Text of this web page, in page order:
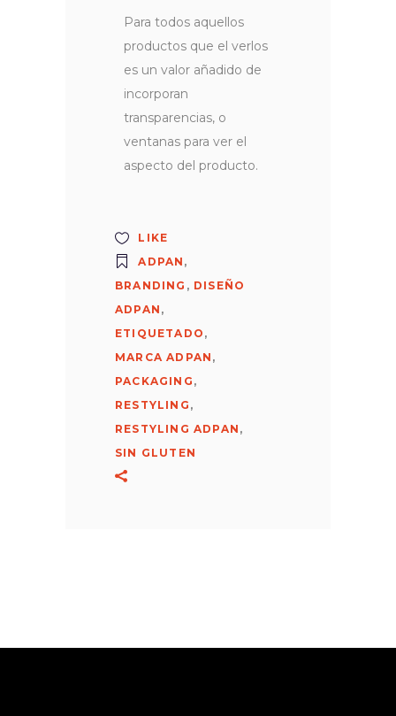
Para todos aquellos
productos que el verlos
es un valor añadido de
incorporan
transparencias, o
ventanas para ver el
aspecto del producto.
LIKE
ADPAN ,
BRANDING , DISEÑO
ADPAN ,
ETIQUETADO ,
MARCA ADPAN ,
PACKAGING ,
RESTYLING ,
RESTYLING ADPAN ,
SIN GLUTEN